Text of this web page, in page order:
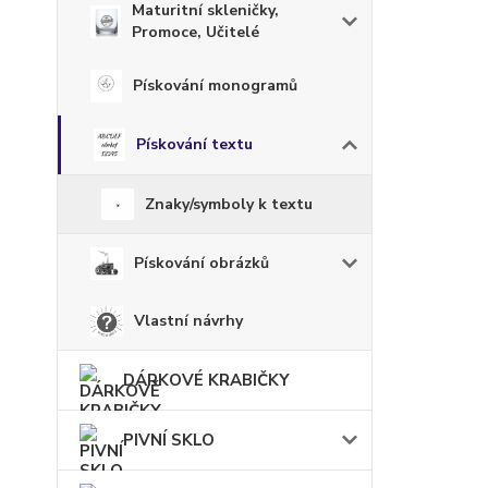
Maturitní skleničky,
Promoce, Učitelé
Pískování monogramů
Pískování textu
Znaky/symboly k textu
Pískování obrázků
Vlastní návrhy
DÁRKOVÉ KRABIČKY
PIVNÍ SKLO